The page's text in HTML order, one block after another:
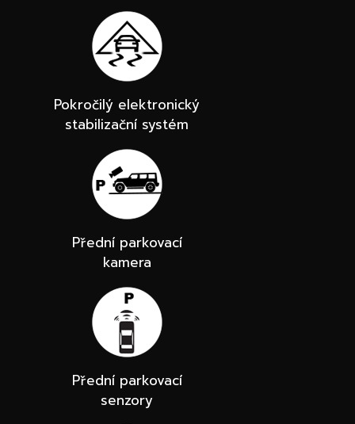
Pokročilý elektronický
stabilizační systém
Přední parkovací
kamera
Přední parkovací
senzory